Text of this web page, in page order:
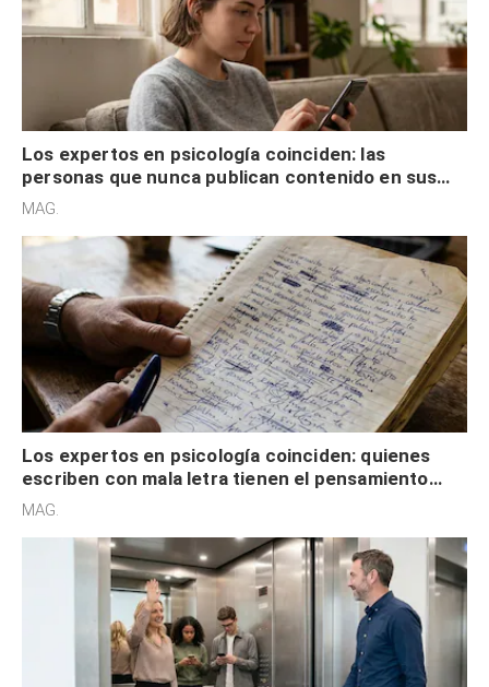
Los expertos en psicología coinciden: las
personas que nunca publican contenido en sus
redes sociales no pretenden buscar validación
MAG.
Los expertos en psicología coinciden: quienes
escriben con mala letra tienen el pensamiento
acelerado y no lo hacen por desinterés
MAG.